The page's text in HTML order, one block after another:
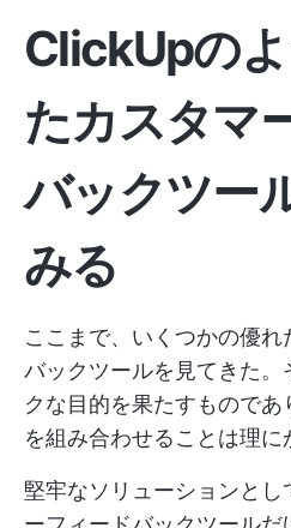
ClickUpの
たカスタマ
バックツー
みる
ここまで、いくつかの優
バックツールを見てきた
クな目的を果たすもので
を組み合わせることは理に
堅牢なソリューションと